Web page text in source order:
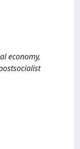
economy,